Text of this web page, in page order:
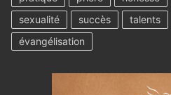
sexualité
succès talents
évangélisation